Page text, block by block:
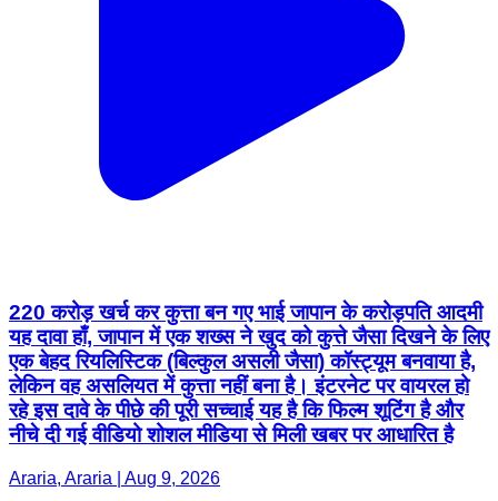
220 करोड़ खर्च कर कुत्ता बन गए भाई जापान के करोड़पति आदमी
यह दावा हाँ, जापान में एक शख्स ने खुद को कुत्ते जैसा दिखने के लिए
एक बेहद रियलिस्टिक (बिल्कुल असली जैसा) कॉस्ट्यूम बनवाया है,
लेकिन वह असलियत में कुत्ता नहीं बना है। इंटरनेट पर वायरल हो
रहे इस दावे के पीछे की पूरी सच्चाई यह है कि फिल्म शूटिंग है और
नीचे दी गई वीडियो शोशल मीडिया से मिली खबर पर आधारित है
Araria, Araria | Aug 9, 2026